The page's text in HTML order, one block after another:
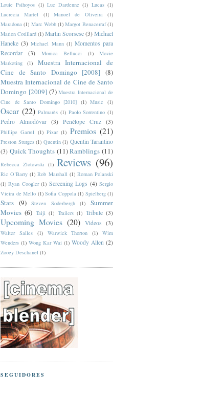
Louie Psihoyos (1) Luc Dardenne (1) Lucas (1)
Lucrecia Martel
(1) Manoel de Oliveira
(1)
Maradona (1) Marc Webb (1) Margot Benacerraf (1)
Marion Cotillard (1) Martin Scorsese (3) Michael
Haneke (3) Michael Mann (1) Momentos para
Recordar
(3) Monica Bellucci (1)
Movie
Marketing
(1)
Muestra Internacional de
Cine de Santo Domingo [2008] (8)
Muestra Internacional de Cine de Santo
Domingo [2009] (7) Muestra Internacional de
Cine de Santo Domingo [2010] (1) Music (1)
Oscar (22) Palmarès (1) Paolo Sorrentino (1)
Pedro Almodóvar (3) Penélope Cruz (3)
Phillipe Garrel (1) Pixar (1) Premios (21)
Preston Sturges (1) Quentin (1) Quentin Tarantino
(3) Quick Thoughts (11) Ramblings (11)
Rebecca Zlotowski (1) Reviews (96)
Ric O’Barry (1) Rob Marshall (1) Roman Polanski
(1) Ryan Coogler (1) Screening Logs (4) Sergio
Vieira de Mello (1) Sofia Coppola (1) Spielberg (1)
Stars (9) Steven Soderbergh (1)
Summer
Movies (6) Taiji (1) Trailers (1) Tribute (3)
Upcoming Movies (20) Videos (3)
Walter Salles (1) Warwick Thorton (1)
Wim
Wenders (1) Wong Kar Wai (1) Woody Allen (2)
Zooey Deschanel (1)
SEGUIDORES